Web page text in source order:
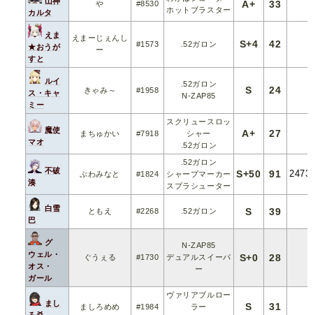
カルタ
や #8530
ホットブラスター
A+ 33
えま
★おうが
すと
えまーじぇんし
ー
#1573 .52ガロン S+4 42
ルイ
ス・キャ
ミー
きゃみ～ #1958
.52ガロン
N-ZAP85
S 24
魔使
マオ
まちゅかい #7918
スクリュースロッ
シャー
.52ガロン
A+ 27
不破
湊
ぷわみなと #1824
.52ガロン
シャープマーカー
スプラシューター
S+50 91
白雪
巴
ともえ #2268 .52ガロン S 39
グ
ウェル・
オス・
ガール
ぐうぇる #1730
N-ZAP85
デュアルスイーパ
ー
S+0 28
まし
ましろめめ #1984
ヴァリアブルロー
ラー
S 31